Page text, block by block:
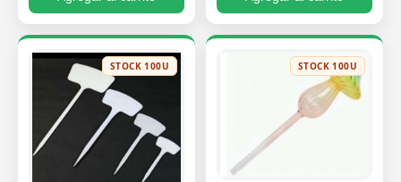
STOCK 100U STOCK 100U